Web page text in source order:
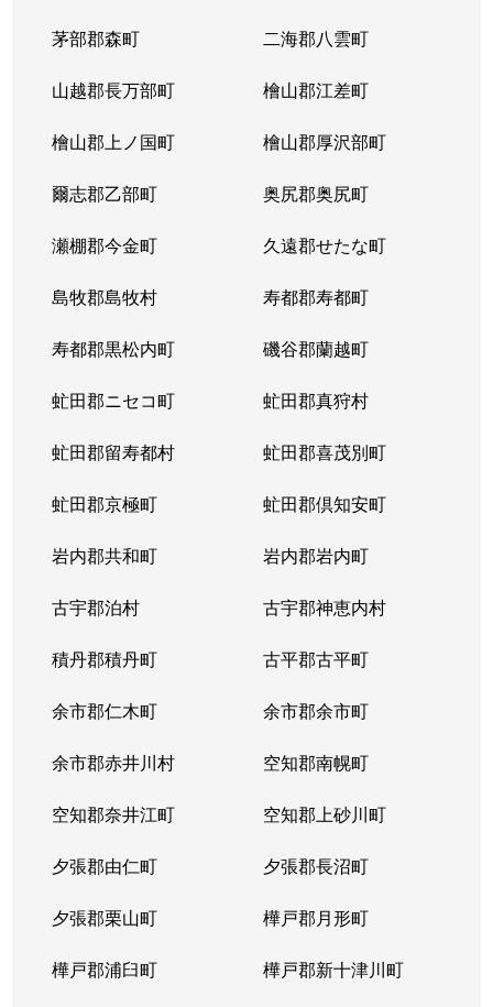
茅部郡森町 二海郡八雲町
山越郡長万部町 檜山郡江差町
檜山郡上ノ国町 檜山郡厚沢部町
爾志郡乙部町 奥尻郡奥尻町
瀬棚郡今金町 久遠郡せたな町
島牧郡島牧村 寿都郡寿都町
寿都郡黒松内町 磯谷郡蘭越町
虻田郡ニセコ町 虻田郡真狩村
虻田郡留寿都村 虻田郡喜茂別町
虻田郡京極町 虻田郡倶知安町
岩内郡共和町 岩内郡岩内町
古宇郡泊村 古宇郡神恵内村
積丹郡積丹町 古平郡古平町
余市郡仁木町 余市郡余市町
余市郡赤井川村 空知郡南幌町
空知郡奈井江町 空知郡上砂川町
夕張郡由仁町 夕張郡長沼町
夕張郡栗山町 樺戸郡月形町
樺戸郡浦臼町 樺戸郡新十津川町